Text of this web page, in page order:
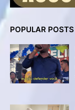
POPULAR POSTS